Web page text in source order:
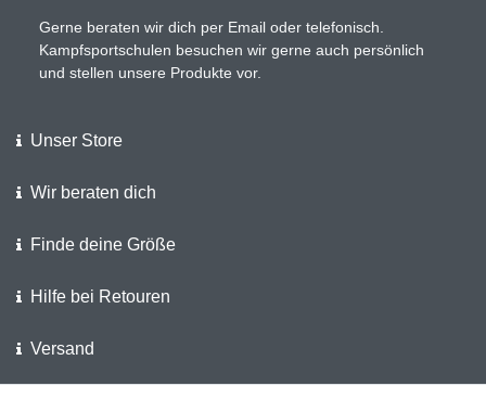
Gerne beraten wir dich per Email oder telefonisch.
Kampfsportschulen besuchen wir gerne auch persönlich
und stellen unsere Produkte vor.
Unser Store
Wir beraten dich
Finde deine Größe
Hilfe bei Retouren
Versand